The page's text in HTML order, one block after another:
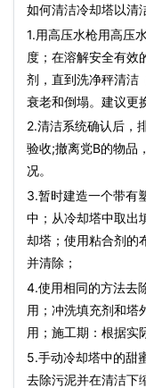
如何清洁冷却塔以清
1.用高压水枪用高压
度；在溶解安全有效
剂，直到洗净秤清洁
衰老和倒塌。建议更
2.清洁系统确认后，
验收;撤离党B的物品
况。
3.暂时建造一个带有
中；从冷却塔中取出
却塔；使用粘合剂的
并清除；
4.使用相同的方法去
用；冲洗填充剂和塔
用；施工期：根据实
5.手动冷却塔中的甜
去除污泥并在清洁下